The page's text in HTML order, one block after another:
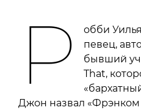
Р
обби
певец,
бывший
That,
Джон назвал «Фрэнком